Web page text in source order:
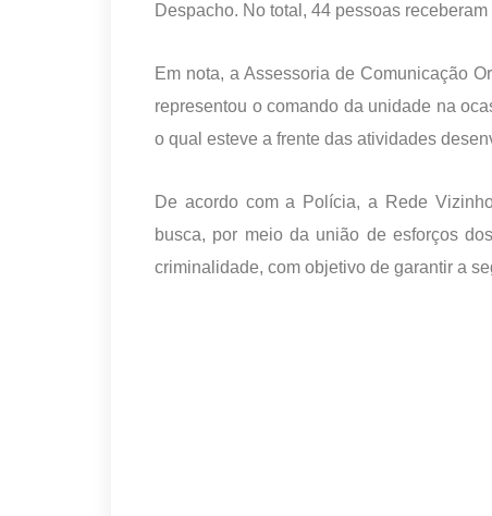
Despacho. No total, 44 pessoas
Em nota, a Assessoria de Comunicação
representou o comando da unidade na
o qual esteve a frente das atividades
De acordo com a Polícia, a Rede
busca, por meio da união de esforços
criminalidade, com objetivo de garantir a